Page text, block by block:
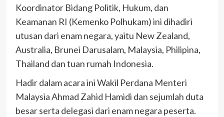
Koordinator Bidang Politik, Hukum, dan
Keamanan RI (Kemenko Polhukam) ini dihadiri
utusan dari enam negara, yaitu New Zealand,
Australia, Brunei Darusalam, Malaysia, Philipina,
Thailand dan tuan rumah Indonesia.
Hadir dalam acara ini Wakil Perdana Menteri
Malaysia Ahmad Zahid Hamidi dan sejumlah duta
besar serta delegasi dari enam negara peserta.